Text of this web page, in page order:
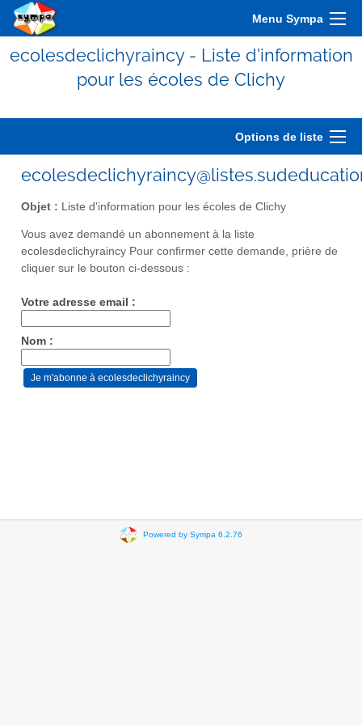
Menu Sympa
ecolesdeclichyraincy - Liste d'information
pour les écoles de Clichy
Options de liste
Objet : Liste d'information pour les écoles de Clichy
Vous avez demandé un abonnement à la liste
ecolesdeclichyraincy Pour confirmer cette demande, prière de
cliquer sur le bouton ci-dessous :
Votre adresse email :
Nom :
Powered by Sympa 6.2.76